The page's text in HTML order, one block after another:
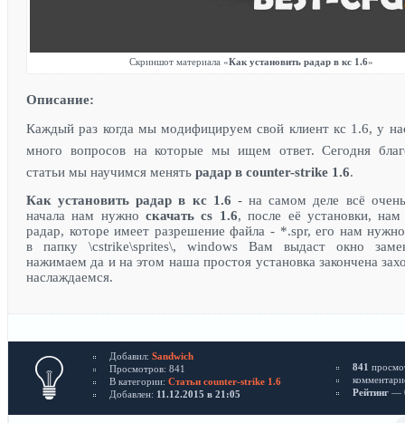
Скриншот материала «Как установить радар в кс 1.6»
Описание:
Каждый раз когда мы модифицируем свой клиент кс 1.6, у
много вопросов на которые мы ищем ответ. Сегодня
статьи мы научимся менять радар в counter-strike 1.6.
Как установить радар в кс 1.6 - на самом деле всё
начала нам нужноскачать cs 1.6, после её установки,
радар, которе имеет разрешение файла - *.spr, его нам
в папку \cstrike\sprites\, windows Вам выдаст окно
нажимаем да и на этом наша простоя установка закончена
наслаждаемся.
Добавил: Sandwich
Просмотров: 841
В категории: Статьи counter-strike 1.6
Добавлен: 11.12.2015 в 21:05
841
Рейтинг —